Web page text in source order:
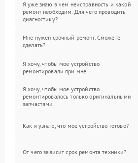
Я уже знаю в чем неисправность и какой
ремонт необходим. Для чего проводить
диагностику?
Мне нужен срочный ремонт. Сможете
сделать?
Я хочу, чтобы мое устройство
ремонтировали при мне.
Я хочу, чтобы мое устройство
ремонтировалось только оригинальными
запчастями.
Как я узнаю, что мое устройство готово?
От чего зависит срок ремонта техники?